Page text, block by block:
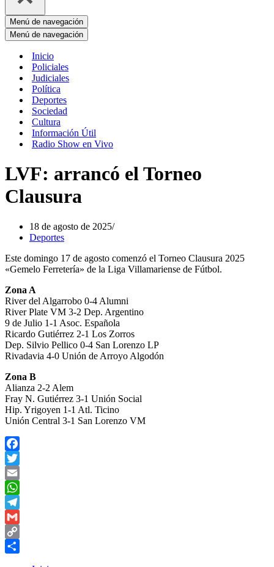
Menú de navegación
Menú de navegación
Inicio
Policiales
Judiciales
Política
Deportes
Sociedad
Cultura
Información Útil
Radio Show en Vivo
LVF: arrancó el Torneo
Clausura
18 de agosto de 2025
Deportes
Este domingo 17 de agosto comenzó el Torneo Clausura 2025
«Gemelo Ferretería» de la Liga Villamariense de Fútbol.
Zona A
River del Algarrobo 0-4 Alumni
River Plate VM 3-2 Dep. Argentino
9 de Julio 1-1 Asoc. Española
Ricardo Gutiérrez 2-1 Los Zorros
Dep. Silvio Pellico 0-4 San Lorenzo LP
Rivadavia 4-0 Unión de Arroyo Algodón
Zona B
Alianza 2-2 Alem
Fray N. Gutiérrez 3-1 Unión Social
Hip. Yrigoyen 1-1 Atl. Ticino
Unión Central 3-1 San Lorenzo VM
Facebook
Twitter
Email
WhatsApp
Telegram
Gmail
Copy